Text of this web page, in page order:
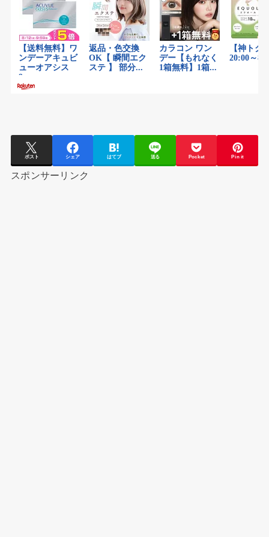
ポスト シェア はてブ 送る Pocket Pin it
スポンサーリンク